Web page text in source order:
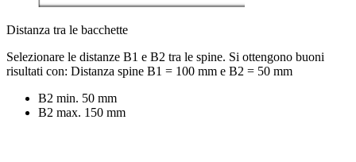
Distanza tra le bacchette
Selezionare le distanze B1 e B2 tra le spine. Si ottengono buoni
risultati con: Distanza spine B1 = 100 mm e B2 = 50 mm
B2 min. 50 mm
B2 max. 150 mm